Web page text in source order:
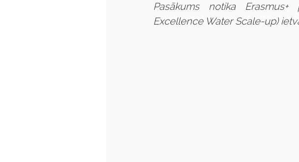
Pasākums notika Erasmus+
Excellence Water Scale-up)